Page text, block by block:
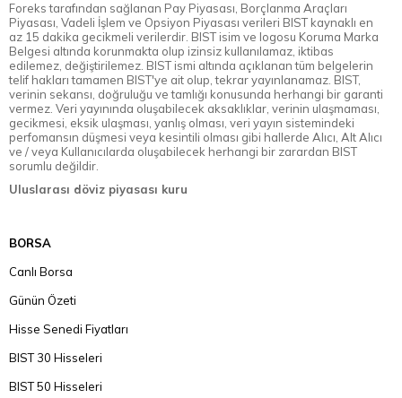
Foreks tarafından sağlanan Pay Piyasası, Borçlanma Araçları
Piyasası, Vadeli İşlem ve Opsiyon Piyasası verileri BIST kaynaklı en
az 15 dakika gecikmeli verilerdir. BIST isim ve logosu Koruma Marka
Belgesi altında korunmakta olup izinsiz kullanılamaz, iktibas
edilemez, değiştirilemez. BIST ismi altında açıklanan tüm belgelerin
telif hakları tamamen BIST'ye ait olup, tekrar yayınlanamaz. BIST,
verinin sekansı, doğruluğu ve tamlığı konusunda herhangi bir garanti
vermez. Veri yayınında oluşabilecek aksaklıklar, verinin ulaşmaması,
gecikmesi, eksik ulaşması, yanlış olması, veri yayın sistemindeki
perfomansın düşmesi veya kesintili olması gibi hallerde Alıcı, Alt Alıcı
ve / veya Kullanıcılarda oluşabilecek herhangi bir zarardan BIST
sorumlu değildir.
Uluslarası döviz piyasası kuru
BORSA
Canlı Borsa
Günün Özeti
Hisse Senedi Fiyatları
BIST 30 Hisseleri
BIST 50 Hisseleri